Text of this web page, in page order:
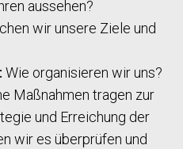
aussehen?
wir unsere Ziele und
Wie organisieren wir uns?
Maßnahmen tragen zur
und Erreichung der
wir es überprüfen und